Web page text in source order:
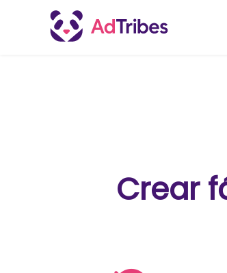
Crear